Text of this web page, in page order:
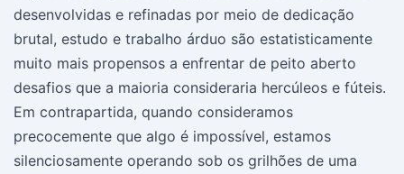
desenvolvidas e refinadas por meio de dedicação
brutal, estudo e trabalho árduo são estatisticamente
muito mais propensos a enfrentar de peito aberto
desafios que a maioria consideraria hercúleos e fúteis.
Em contrapartida, quando consideramos
precocemente que algo é impossível, estamos
silenciosamente operando sob os grilhões de uma